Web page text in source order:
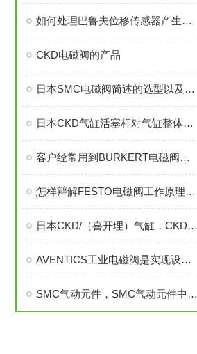
如何处理巴鲁夫位移传感器产生的误差？
CKD电磁阀的产品
日本SMC电磁阀简述的选型以及主要应用
日本CKD气缸活塞杆对气缸整体使用寿命的作用
客户经常用到BURKERT电磁阀有哪些型号大全，BURKERT电磁阀
怎样辩解FESTO电磁阀工作原理运行
日本CKD/（喜开理）气缸，CKD电磁阀
AVENTICS工业电磁阀是实现设备自动化的重要基础部件
SMC气动元件，SMC气动元件中文样本，SMC气动元件